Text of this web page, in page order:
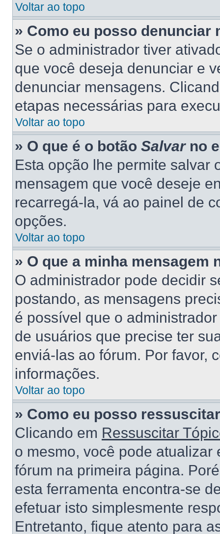
Voltar ao topo
» Como eu posso denunciar
Se o administrador tiver
que você deseja denunciar e
denunciar mensagens.
etapas necessárias para
Voltar ao topo
» O que é o botão Salvarno
Esta opção lhe permite salvar
mensagem que você deseje
recarregá-la, vá ao painel de
opções.
Voltar ao topo
» O que a minha mensagem
O administrador pode decidir
postando, as mensagens
é possível que o
de usuários que precise ter
enviá-las ao fórum. Por favor,
informações.
Voltar ao topo
» Como eu posso
Clicando em Ressuscitar
o mesmo, você pode
fórum na primeira página.
esta ferramenta encontra-se
efetuar isto simplesmente
Entretanto, fique atento para